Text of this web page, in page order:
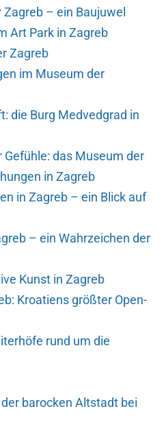
– ein Baujuwel
Art Park in Zagreb
Zagreb
im Museum der
die Burg Medvedgrad in
das Museum der
in Zagreb
in Zagreb – ein Blick auf
– ein Wahrzeichen der
Kunst in Zagreb
Kroatiens größter Open-
rund um die
barocken Altstadt bei